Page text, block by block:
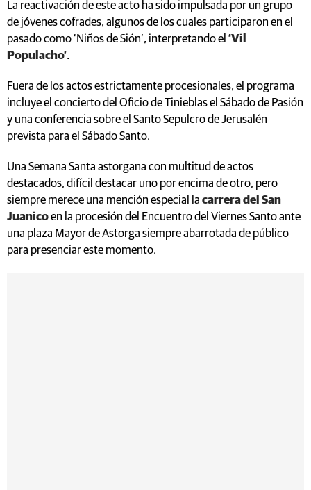
La reactivación de este acto ha sido impulsada por un grupo
de jóvenes cofrades, algunos de los cuales participaron en el
pasado como ‘Niños de Sión’, interpretando el ‘Vil
Populacho’.
Fuera de los actos estrictamente procesionales, el programa
incluye el concierto del Oficio de Tinieblas el Sábado de Pasión
y una conferencia sobre el Santo Sepulcro de Jerusalén
prevista para el Sábado Santo.
Una Semana Santa astorgana con multitud de actos
destacados, difícil destacar uno por encima de otro, pero
siempre merece una mención especial la carrera del San
Juanicoen la procesión del Encuentro del Viernes Santo ante
una plaza Mayor de Astorga siempre abarrotada de público
para presenciar este momento.